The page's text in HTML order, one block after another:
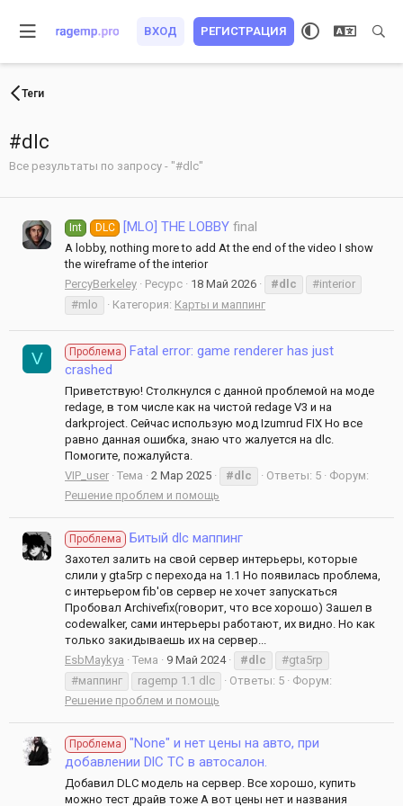
ВХОД РЕГИСТРАЦИЯ
Теги
#dlc
Все результаты по запросу - "#dlc"
Int DLC [MLO] THE LOBBY final
A lobby, nothing more to add At the end of the video I show
the wireframe of the interior
PercyBerkeley
Ресурс 18 Май 2026 #dlc
#interior
#mlo
Категория: Карты и маппинг
V Проблема
Fatal error: game renderer has just
crashed
Приветствую! Столкнулся с данной проблемой на моде
redage, в том числе как на чистой redage V3 и на
darkproject. Сейчас использую мод Izumrud FIX Но все
равно данная ошибка, знаю что жалуется на dlc.
Помогите, пожалуйста.
VIP_user Тема 2 Мар 2025 #dlc Ответы: 5
Форум:
Решение проблем и помощь
Проблема Битый dlc маппинг
Захотел залить на свой сервер интерьеры, которые
слили у gta5rp с перехода на 1.1 Но появилась проблема,
с интерьером fib'ов сервер не хочет запускаться
Пробовал Archivefix(говорит, что все хорошо) Зашел в
codewalker, сами интерьеры работают, их видно. Но как
только закидываешь их на сервер...
EsbMaykya
Тема 9 Май 2024 #dlc
#gta5rp
#маппинг
ragemp 1.1 dlc Ответы: 5
Форум:
Решение проблем и помощь
Проблема
"None" и нет цены на авто, при
добавлении DlC ТС в автосалон.
Добавил DLC модель на сервер. Все хорошо, купить
можно тест драйв тоже А вот цены нет и названия